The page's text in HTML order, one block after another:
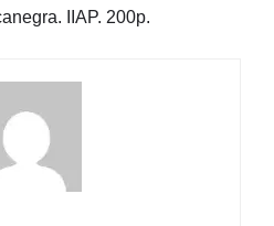
IIAP. 200p.